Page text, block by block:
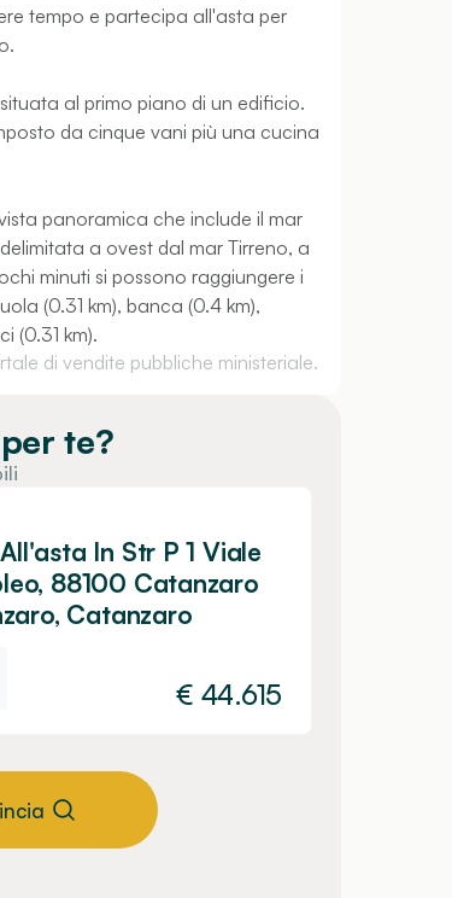
tempo e partecipa all'asta per
al primo piano di un edificio.
da cinque vani più una cucina
panoramica che include il mar
a ovest dal mar Tirreno, a
minuti si possono raggiungere i
(0.31 km), banca (0.4 km),
(0.31 km).
di vendite pubbliche ministeriale.
te?
In Str P 1 Viale
88100 Catanzaro
Catanzaro
€ 44.615